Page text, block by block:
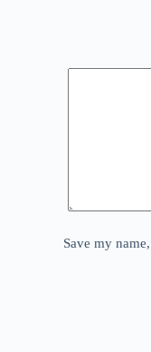
Save my